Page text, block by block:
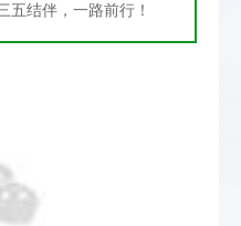
五结伴，一路前行！